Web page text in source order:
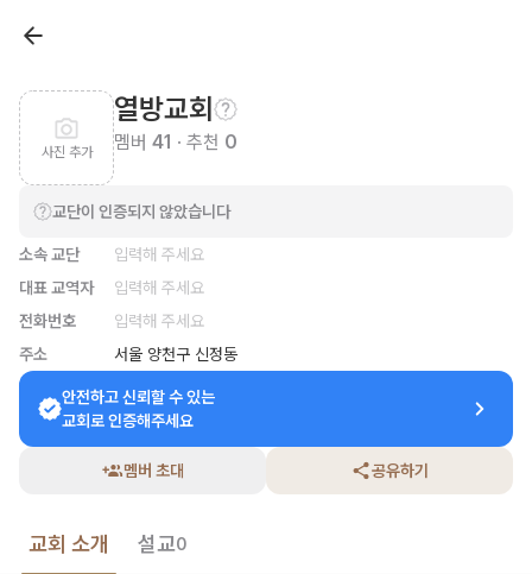
사진 추가
열방교회
멤버 41 · 추천 0
교단이 인증되지 않았습니다
소속 교단
입력해 주세요
대표 교역자
입력해 주세요
전화번호
입력해 주세요
주소
서울 양천구 신정동
안전하고 신뢰할 수 있는
교회로 인증해주세요
멤버 초대 공유하기
교회 소개 설교0